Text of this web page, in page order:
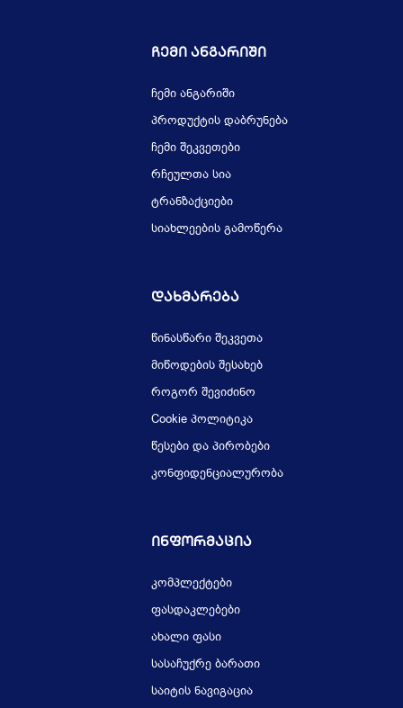
Ჩემი Ანგარიში
ჩემი ანგარიში
პროდუქტის დაბრუნება
ჩემი შეკვეთები
რჩეულთა სია
ტრანზაქციები
სიახლეების გამოწერა
Დახმარება
წინასწარი შეკვეთა
მიწოდების შესახებ
როგორ შევიძინო
Cookie პოლიტიკა
წესები და პირობები
კონფიდენციალურობა
Ინფორმაცია
კომპლექტები
ფასდაკლებები
ახალი ფასი
სასაჩუქრე ბარათი
საიტის ნავიგაცია